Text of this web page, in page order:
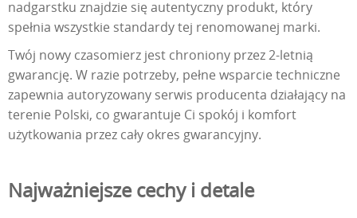
nadgarstku znajdzie się autentyczny produkt, który
spełnia wszystkie standardy tej renomowanej marki.
Twój nowy czasomierz jest chroniony przez 2-letnią
gwarancję. W razie potrzeby, pełne wsparcie techniczne
zapewnia autoryzowany serwis producenta działający na
terenie Polski, co gwarantuje Ci spokój i komfort
użytkowania przez cały okres gwarancyjny.
Najważniejsze cechy i detale